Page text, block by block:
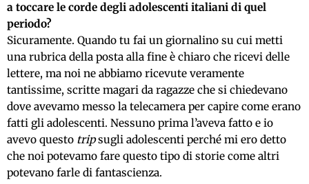
a toccare le corde degli adolescenti italiani di quel
periodo?
Sicuramente. Quando tu fai un giornalino su cui metti
una rubrica della posta alla fine è chiaro che ricevi delle
lettere, ma noi ne abbiamo ricevute veramente
tantissime, scritte magari da ragazze che si chiedevano
dove avevamo messo la telecamera per capire come erano
fatti gli adolescenti. Nessuno prima l’aveva fatto e io
avevo questo tripsugli adolescenti perché mi ero detto
che noi potevamo fare questo tipo di storie come altri
potevano farle di fantascienza.